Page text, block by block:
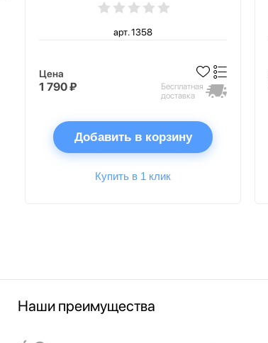
арт. 1358
Цена
1 790 ₽
Бесплатная
доставка
Добавить в корзину
Купить в 1 клик
Наши преимущества